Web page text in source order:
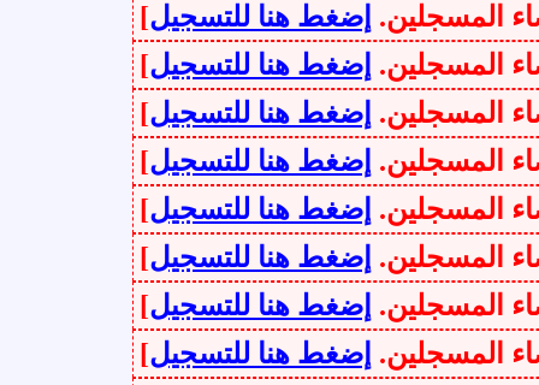
إضغط هنا للتسجيل]
إضغط هنا للتسجيل]
إضغط هنا للتسجيل]
إضغط هنا للتسجيل]
إضغط هنا للتسجيل]
إضغط هنا للتسجيل]
إضغط هنا للتسجيل]
إضغط هنا للتسجيل]